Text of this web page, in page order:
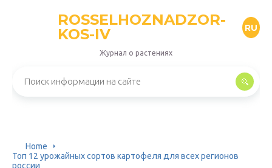
ROSSELHOZNADZOR-
KOS-IV
RU
Журнал о растениях
Home
Топ 12 урожайных сортов картофеля для всех регионов
россии